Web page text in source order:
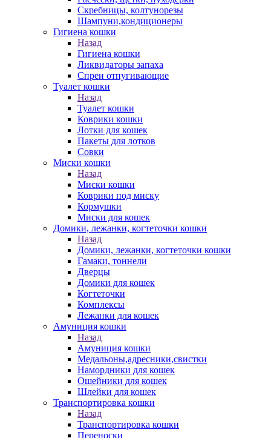
Скребницы, колтунорезы
Шампуни,кондиционеры
Гигиена кошки
Назад
Гигиена кошки
Ликвидаторы запаха
Спреи отпугивающие
Туалет кошки
Назад
Туалет кошки
Коврики кошки
Лотки для кошек
Пакеты для лотков
Совки
Миски кошки
Назад
Миски кошки
Коврики под миску
Кормушки
Миски для кошек
Домики, лежанки, когтеточки кошки
Назад
Домики, лежанки, когтеточки кошки
Гамаки, тоннели
Дверцы
Домики для кошек
Когтеточки
Комплексы
Лежанки для кошек
Амуниция кошки
Назад
Амуниция кошки
Медальоны,адресники,свистки
Намордники для кошек
Ошейники для кошек
Шлейки для кошек
Транспортировка кошки
Назад
Транспортировка кошки
Переноски